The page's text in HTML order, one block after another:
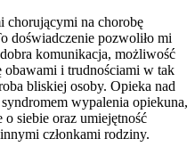
chorującymi na chorobę
doświadczenie pozwoliło mi
komunikacja, możliwość
obawami i trudnościami w tak
bliskiej osoby. Opieka nad
wypalenia opiekuna,
siebie oraz umiejętność
członkami rodziny.